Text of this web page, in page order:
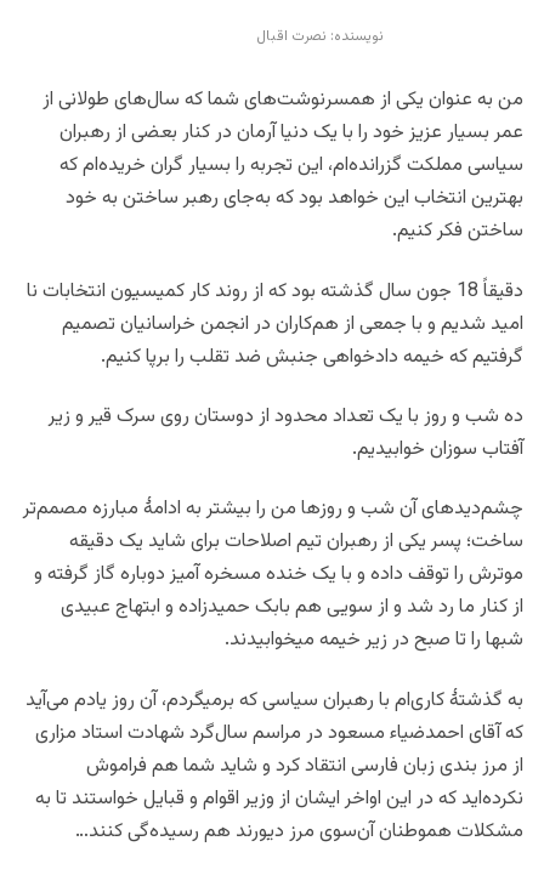
نویسنده: نصرت اقبال
من به عنوان یکی از همسر‌نوشت‌های‌ شما که سال‌های طولانی از
عمر بسیار عزیز خود را با یک دنیا آرمان در کنار بعضی از رهبران
سیاسی مملکت گزرانده‌ام، این تجربه را بسیار گران خریده‌ام که
بهترین انتخاب این خواهد بود که به‌جای رهبر ساختن به خود
ساختن فکر کنیم.
دقیقاً 18 جون سال گذشته بود که از روند کار کمیسیون انتخابات نا
امید شدیم و با جمعی از هم‌کاران در انجمن خراسانیان تصمیم
گرفتیم که خیمه دادخواهی جنبش ضد تقلب را برپا کنیم.
ده شب و روز با یک تعداد محدود از دوستان روی سرک قیر و زیر
آفتاب سوزان خوابیدیم.
چشم‌دیدهای آن شب و روزها من را بیشتر به ادامۀ مبارزه مصمم‌تر
ساخت؛ پسر یکی از رهبران تیم اصلاحات برای شاید یک دقیقه
موترش را توقف داده و با یک خنده مسخره آمیز دوباره گاز گرفته و
از کنار ما رد شد و از سویی هم بابک حمیدزاده و ابتهاج عبیدی
شبها را تا صبح در زیر خیمه میخوابیدند.
به گذشتۀ کاری‌ام با رهبران سیاسی که برمیگردم، آن روز یادم می‌آید
که آقای احمدضیاء مسعود در مراسم سال‌گرد شهادت استاد مزاری
از مرز بندی زبان فارسی انتقاد کرد و شاید شما هم فراموش
نکرده‌اید که در این اواخر ایشان از وزیر اقوام و قبایل خواستند تا به
مشکلات هموطنان آن‌سوی مرز دیورند هم رسیده‌گی کنند…